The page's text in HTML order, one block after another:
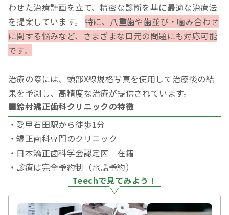
わせた治療計画を立て、精密な診断を基に最適な治療法
を提案しています。 特に、八重歯や歯並び・噛み合わせ
に関する悩みなど、さまざまな口元の問題にも対応可能
です。
治療の際には、頭部X線規格写真を使用して治療後の結
果を予測し、高精度な治療が提供されています。
■鈴村矯正歯科クリニックの特徴
・愛甲石田駅から徒歩1分
・矯正歯科専門のクリニック
・日本矯正歯科学会認定医 在籍
・診療は完全予約制（電話予約）
Teechで見てみよう！